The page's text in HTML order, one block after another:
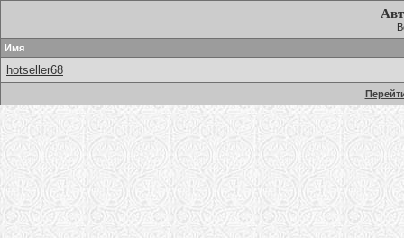
Имя
hotseller68